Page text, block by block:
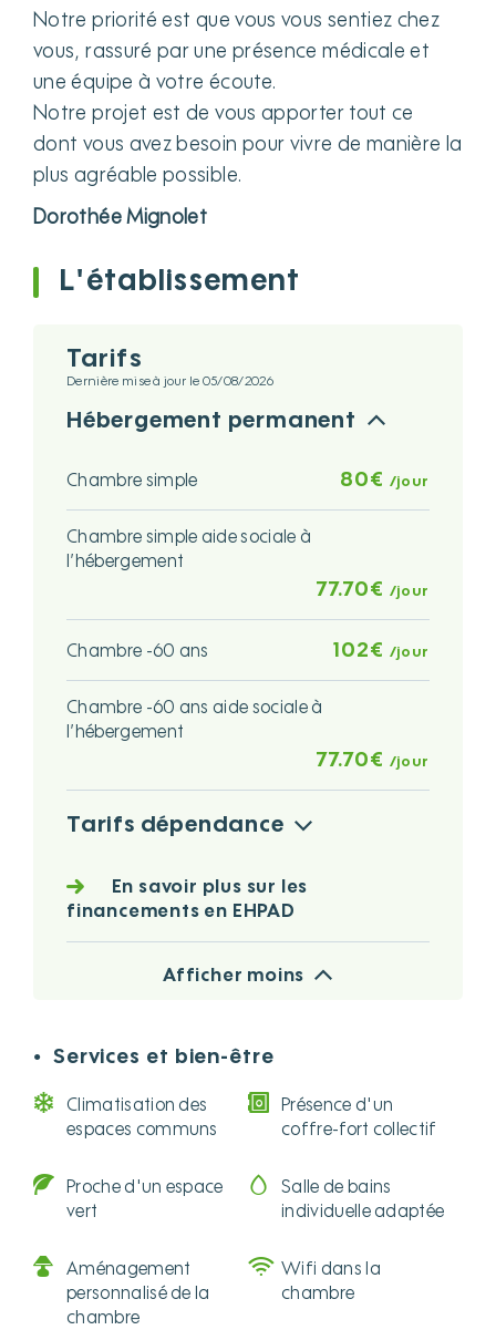
Notre priorité est que vous vous sentiez chez
vous, rassuré par une présence médicale et
une équipe à votre écoute.
Notre projet est de vous apporter tout ce
dont vous avez besoin pour vivre de manière la
plus agréable possible.
Dorothée Mignolet
L'établissement
Tarifs
Dernière mise à jour le 05/08/2026
Hébergement permanent
Chambre simple 80€ /jour
Chambre simple aide sociale à
l’hébergement
77.70€ /jour
Chambre -60 ans 102€ /jour
Chambre -60 ans aide sociale à
l’hébergement
77.70€ /jour
Tarifs dépendance
En savoir plus sur les
financements en EHPAD
Afficher moins
● Services et bien-être
Climatisation des
espaces communs
Présence d'un
coffre-fort collectif
Proche d'un espace
vert
Salle de bains
individuelle adaptée
Aménagement
personnalisé de la
chambre
Wifi dans la
chambre